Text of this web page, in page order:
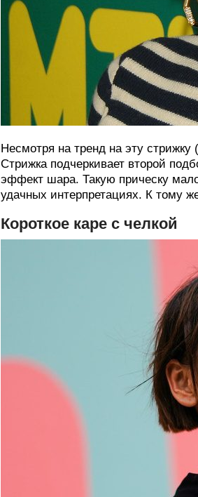
Несмотря на тренд на эту
Стрижка подчеркивает второй
эффект шара. Такую прическу
удачных интерпретациях. К тому
Короткое каре с челкой